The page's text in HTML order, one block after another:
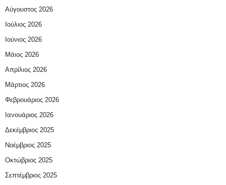
Αύγουστος 2026
Ιούλιος 2026
Ιούνιος 2026
Μάιος 2026
Απρίλιος 2026
Μάρτιος 2026
Φεβρουάριος 2026
Ιανουάριος 2026
Δεκέμβριος 2025
Νοέμβριος 2025
Οκτώβριος 2025
Σεπτέμβριος 2025